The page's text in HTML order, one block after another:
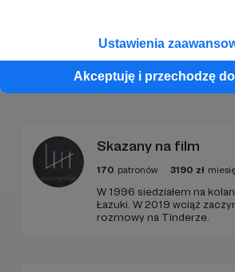
Ustawienia
Akceptuję i przechodzę
Promowani autorzy
Skazany na film
170 patronów 3190 zł
W 1996 siedziałem na
Łazuki. W 2019 wciąż
rozmowy na Tinderze.